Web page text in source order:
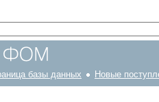
базы данных Новые